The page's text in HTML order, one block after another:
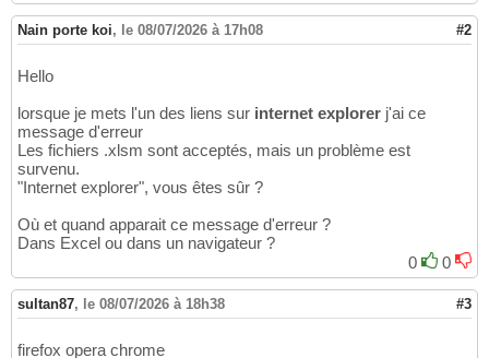
Nain porte koi, le 08/07/2026 à 17h08 #2
Hello
lorsque je mets l'un des liens sur internet explorer j'ai ce
message d'erreur
Les fichiers .xlsm sont acceptés, mais un problème est
survenu.
"Internet explorer", vous êtes sûr ?
Où et quand apparait ce message d'erreur ?
Dans Excel ou dans un navigateur ?
0
0
sultan87, le 08/07/2026 à 18h38 #3
firefox opera chrome